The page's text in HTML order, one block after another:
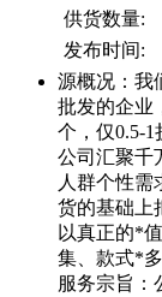
供货数量:
发布时间:
源概况：我
批发的企业
个，仅0.5-
公司汇聚千
人群个性需
货的基础上
以真正的*
集、款式*
服务宗旨：